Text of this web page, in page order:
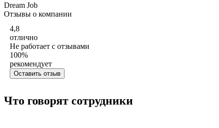
Dream Job
Отзывы о компании
4,8
отлично
Не работает с отзывами
100%
рекомендует
Оставить отзыв
Что говорят сотрудники